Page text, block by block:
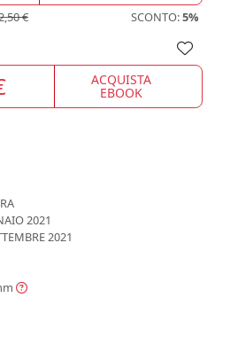
€ SCONTO:5%
ACQUISTA
EBOOK
2021
2021